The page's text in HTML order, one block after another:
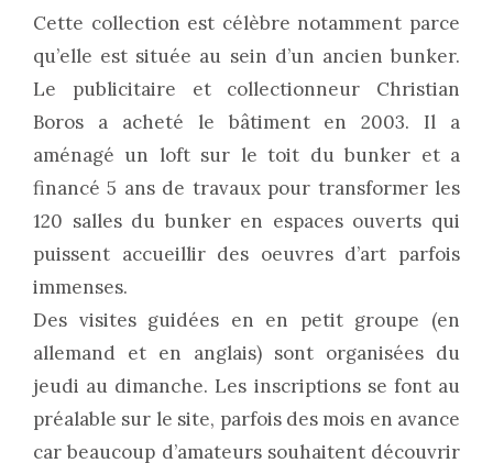
Cette collection est célèbre notamment parce
qu’elle est située au sein d’un ancien bunker.
Le publicitaire et collectionneur Christian
Boros a acheté le bâtiment en 2003. Il a
aménagé un loft sur le toit du bunker et a
financé 5 ans de travaux pour transformer les
120 salles du bunker en espaces ouverts qui
puissent accueillir des oeuvres d’art parfois
immenses.
Des visites guidées en en petit groupe (en
allemand et en anglais) sont organisées du
jeudi au dimanche. Les inscriptions se font au
préalable sur le site, parfois des mois en avance
car beaucoup d’amateurs souhaitent découvrir